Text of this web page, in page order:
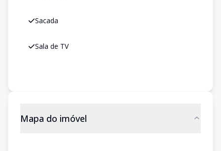
Sacada
Sala de TV
Mapa do imóvel